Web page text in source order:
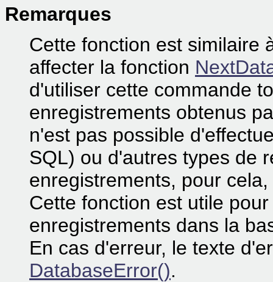
Remarques
Cette fonction est similaire
affecter la fonction
d'utiliser cette commande
enregistrements obtenus
n'est pas possible
SQL) ou d'autres types de
enregistrements, pour
Cette fonction est utile
enregistrements dans la
En cas d'erreur, le texte
DatabaseError().